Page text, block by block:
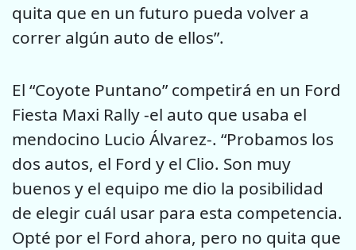
quita que en un futuro pueda volver a
correr algún auto de ellos”.
El “Coyote Puntano” competirá en un Ford
Fiesta Maxi Rally -el auto que usaba el
mendocino Lucio Álvarez-. “Probamos los
dos autos, el Ford y el Clio. Son muy
buenos y el equipo me dio la posibilidad
de elegir cuál usar para esta competencia.
Opté por el Ford ahora, pero no quita que